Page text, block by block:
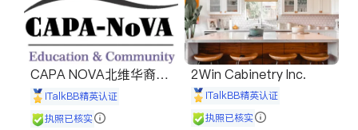
CAPA NOVA北维华裔家
长会iTalkBB精英认证
执照已核实
2Win Cabinetry Inc.
iTalkBB精英认证
执照已核实